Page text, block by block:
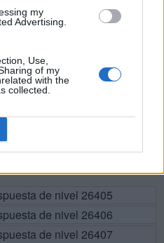
my
Advertising.
Use,
of my
with the
collected.
MÁS
de nivel 26405
de nivel 26406
de nivel 26407